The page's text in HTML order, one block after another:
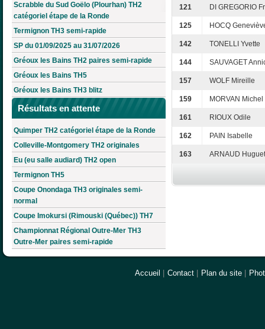
Scrabble du Sud Goëlo (Plourhan) TH2
catégoriel étape de la Ronde
Termignon TH3 semi-rapide
SP du 01/09/2025 au 31/07/2026
Gréoux les Bains TH2 paires semi-rapide
Gréoux les Bains TH5
Gréoux les Bains TH3 blitz
Résultats en attente
Quimper TH2 catégoriel étape de la Ronde
Colleville-Montgomery TH2 originales
Eu (eu salle audiard) TH2 open
Termignon TH5
Coupe Onondaga TH3 originales semi-
normal
Coupe Imokursi (Rimouski (Québec)) TH7
Championnat Régional Outre-Mer TH3
Outre-Mer paires semi-rapide
121 DI GREGORIO
125 HOCQ
142 TONELLI Yvette
144 SAUVAGET
157 WOLF Mireille
159 MORVAN Michel
161 RIOUX Odile
162 PAIN Isabelle
163 ARNAUD
Accueil Contact Plan du site